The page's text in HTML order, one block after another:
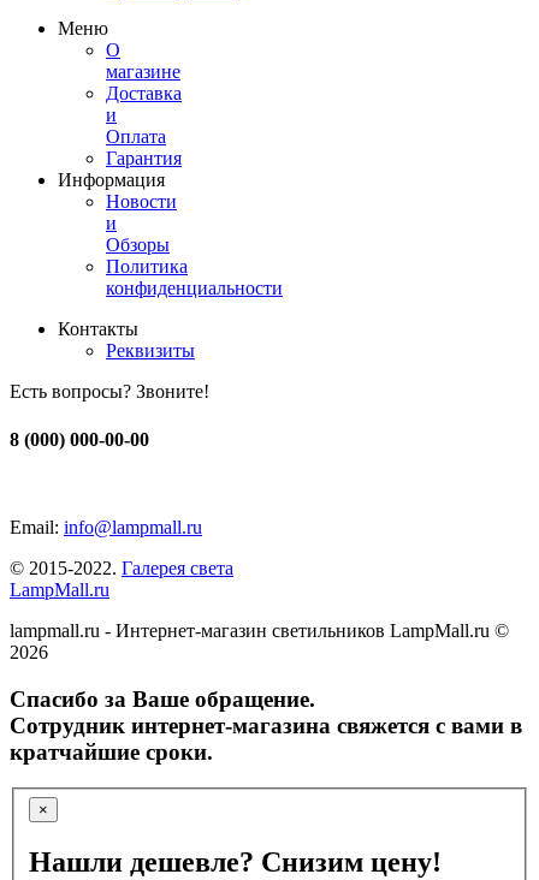
Меню
О
магазине
Доставка
и
Оплата
Гарантия
Информация
Новости
и
Обзоры
Политика
конфиденциальности
Контакты
Реквизиты
Есть вопросы? Звоните!
8 (000) 000-00-00
Email: info@lampmall.ru
© 2015-2022. Галерея света
LampMall.ru
lampmall.ru - Интернет-магазин светильников LampMall.ru ©
2026
Спасибо за Ваше обращение.
Сотрудник интернет-магазина свяжется с вами в
кратчайшие сроки.
×
Нашли дешевле? Снизим цену!